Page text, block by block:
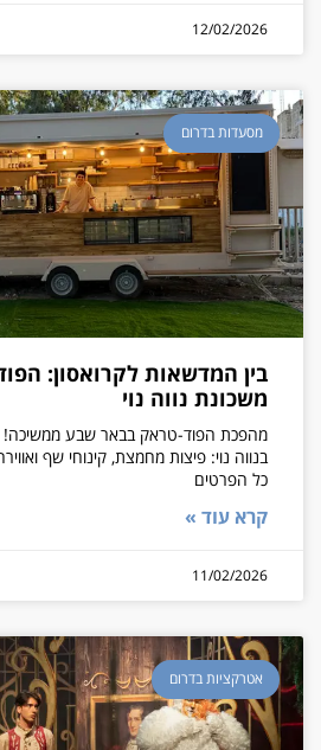
12/02/2026
מסעדות בדרום
בין המדשאות לקרואסון:
משכונת נווה נוי
מהפכת הפוד-טראק בבאר שבע ממשיכה!
בנווה נוי: פיצות מחמצת, קינוחי שף
כל הפרטים
קרא עוד »
11/02/2026
אטרקציות בדרום